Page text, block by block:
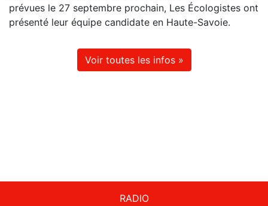
prévues le 27 septembre prochain, Les Écologistes ont
présenté leur équipe candidate en Haute-Savoie.
Voir toutes les infos »
RADIO